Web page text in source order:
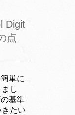
Digit
点
単に
し
基準
たい